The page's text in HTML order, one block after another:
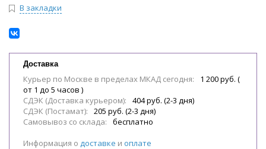
В закладки
Доставка
Курьер по Москве в пределах МКАД сегодня:
1 200 руб. (
от 1 до 5 часов )
СДЭК (Доставка курьером):
404 руб. (2-3 дня)
СДЭК (Постамат):
205 руб. (2-3 дня)
Самовывоз со склада:
бесплатно
Информация о доставке и оплате